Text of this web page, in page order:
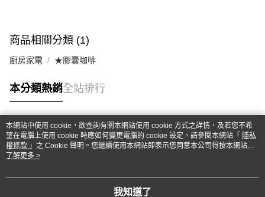
商品相關分類 (1)
廚房家電 ★膠囊咖啡
本分類熱銷全站排行
熱門標籤
本網站中使用 cookie，欲查詢有關本網站使用 cookie 方式之詳情，及若您不希
望在電腦上使用 cookie 時應如何變更電腦的 cookie 設定，請參閱本網站「 隱私
權條款 」之 Cookie 聲明。您繼續使用本網站即表示您同意本公司得按本網站使
用條款之 Cookie 聲明使用 cookie。
了解更多 >
我知道了